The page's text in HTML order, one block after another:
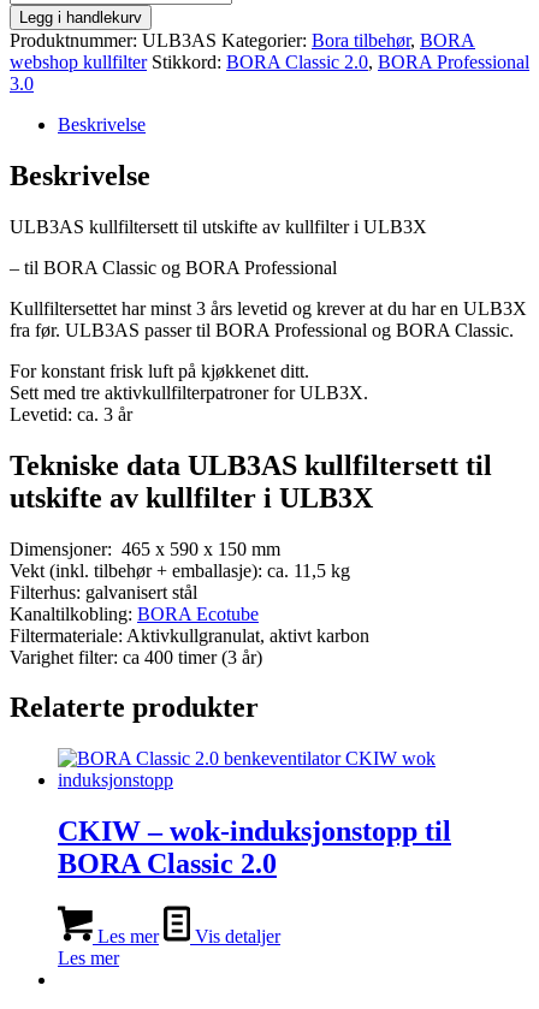
kullfiltersett
til
utskifte
for
ULB3X
antall
Legg i handlekurv
Produktnummer: ULB3AS Kategorier: Bora tilbehør, BORA
webshop kullfilter Stikkord: BORA Classic 2.0, BORA Professional
3.0
Beskrivelse
Beskrivelse
ULB3AS kullfiltersett til utskifte av kullfilter i ULB3X
– til BORA Classic og BORA Professional
Kullfiltersettet har minst 3 års levetid og krever at du har en ULB3X
fra før. ULB3AS passer til BORA Professional og BORA Classic.
For konstant frisk luft på kjøkkenet ditt.
Sett med tre aktivkullfilterpatroner for ULB3X.
Levetid: ca. 3 år
Tekniske data ULB3AS kullfiltersett til
utskifte av kullfilter i ULB3X
Dimensjoner: 465 x 590 x 150 mm
Vekt (inkl. tilbehør + emballasje): ca. 11,5 kg
Filterhus: galvanisert stål
Kanaltilkobling: BORA Ecotube
Filtermateriale: Aktivkullgranulat, aktivt karbon
Varighet filter: ca 400 timer (3 år)
Relaterte produkter
CKIW – wok-induksjonstopp til
BORA Classic 2.0
Les mer
Vis detaljer
Les mer